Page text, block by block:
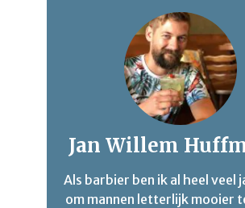
Jan Willem
Als barbier ben ik al heel veel
om mannen letterlijk mooier